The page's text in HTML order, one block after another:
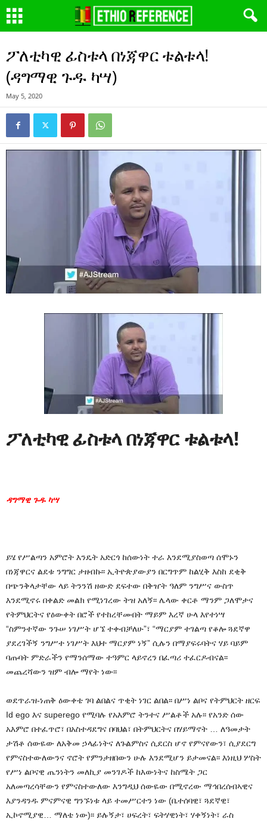
ፖለቲካዊ ፊስቱላ በነጃዋር ቱልቱላ!
(ዳግማዊ ጉዱ ካሣ)
May 5, 2020
ፖለቲካዊ ፊስቱላ በነጃዋር ቱልቱላ!
ዳግማዊ ጉዱ ካሣ
ይሄ የሥልጣን አምሮት እንዴት አድርጎ ከሰውነት ተራ እንደሚያስወጣ ሰሞኑን
በነጃዋርና ልደቱ ንግግር ታዘብኩ፡፡ ኢትዮጵያውያን በርግጥም ከልሂቅ እስከ ደቂቅ
በጭንቅላታቸው ላይ ትንንሽ ዘውድ ደፍተው በቅዠት ዓለም ንግሥና ውስጥ
እንደሚኖሩ በቀልድ መልክ የሚነገረው ትዝ አለኝ፡፡ ሌላው ቀርቶ ማንም ጋለሞታና
የትምህርትና የዕውቀት በሮች የተከረቸሙበት ማይም እረኛ ሁላ እየተነሣ
“ስምንተኛው ንጉሠ ነገሥት ሆኜ ተቀብቻለሁ”፣ “ማርያም ተገልጣ የቆሎ ጓደኛዋ
ያደረገችኝ ንግሥተ ነገሥት እህተ ማርያም ነኝ” ሲሉን በማያፍሩባትና ሃይ ባይም
ባጡባት ምድራችን የማንሰማው ተዓምር ላይኖረን በፈጣሪ ተፈርዶብናል፡፡
መጨረሻውን ዝም ብሎ ማየት ነው፡፡
ወደጥራዝ-ነጠቅ ዕውቀቴ ገባ ልበልና ጥቂት ነገር ልበል፡፡ በሥነ ልቦና የትምህርት ዘርፍ
Id ego እና superego የሚባሉ የአእምሮ ትንተና ሥልቶች አሉ፡፡ የአንድ ሰው
አእምሮ በተፈጥሮ፣ በአስተዳደግና በባህል፣ በትምህርትና በሃይማኖት … ለዓመታት
ታሽቶ ሰውዬው ለአቅመ ኃላፊነትና ለጉልምስና ሲደርስ ሆኖ የምናየውን፣ ሲያደርግ
የምናስተውለውንና ኖሮት የምንታዘበውን ሁሉ እንደሚሆን ይታመናል፡፡ እነዚህ ሦስት
የሥነ ልቦናዊ ጤንነትን መለኪያ መንገዶች ከእውነትና ከስሜት ጋር
አለመጣረሳቸውን የምናስተውለው እንግዲህ ሰውዬው በሚኖረው ማኅበረሰብኣዊና
እያንዳንዱ ምናምናዊ ግንኙነቱ ላይ ተመሥርተን ነው (ቤተሰባዊ፣ ጓደኛዊ፣
ኢኮኖሚያዊ… ማለቴ ነው)፡፡ ይሉኝታ፣ ሀፍረት፣ ፍትሃዊነት፣ ሃቀኝነት፣ ራስ